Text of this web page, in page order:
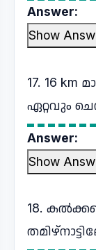
Answer:
Show
17. 16 km
ഏറ്റവും
Answer:
Show
18.